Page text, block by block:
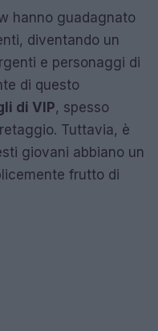
hanno guadagnato
diventando un
e personaggi di
di questo
di VIP, spesso
Tuttavia, è
giovani abbiano un
frutto di